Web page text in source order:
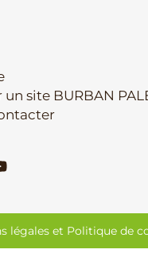
site BURBAN
légales et Politique de